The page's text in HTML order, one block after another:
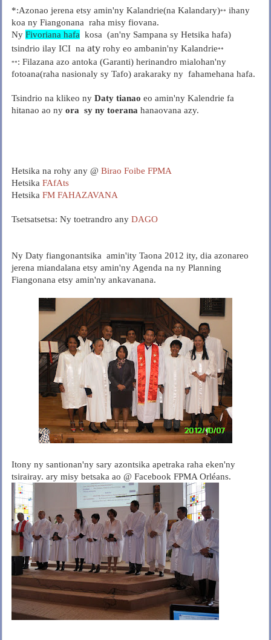
*:Azonao jerena etsy amin'ny Kalandrie(na Kalandary)** ihany
koa ny Fiangonana raha misy fiovana.
Ny Fivoriana hafa kosa (an'ny Sampana sy Hetsika hafa)
tsindrio ilay ICI na aty rohy eo ambanin'ny Kalandrie**
** : Filazana azo antoka (Garanti) herinandro mialohan'ny
fotoana(raha nasionaly sy Tafo) arakaraky ny fahamehana hafa.
Tsindrio na klikeo ny Daty tianao eo amin'ny Kalendrie fa
hitanao ao ny ora sy ny toerana hanaovana azy.
Hetsika na rohy any @ Birao Foibe FPMA
Hetsika FAfAts
Hetsika FM FAHAZAVANA
Tsetsatsetsa: Ny toetrandro any DAGO
Ny Daty fiangonantsika amin'ity Taona 2012 ity, dia azonareo
jerena miandalana etsy amin'ny Agenda na ny Planning
Fiangonana etsy amin'ny ankavanana.
Itony ny santionan'ny sary azontsika apetraka raha eken'ny
tsirairay. ary misy betsaka ao @ Facebook FPMA Orléans.